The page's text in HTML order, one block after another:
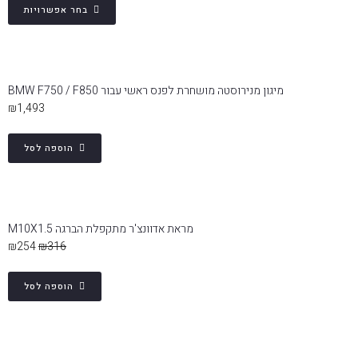
בחר אפשרויות
מיגון מנירוסטה מושחרת לפנס ראשי עבור BMW F750 / F850
₪1,493
הוספה לסל
מראת אדוונצ'ר מתקפלת הברגה M10X1.5
₪316
₪254
הוספה לסל